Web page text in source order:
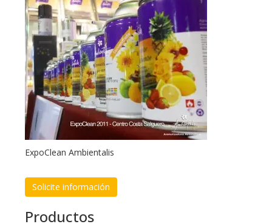
ExpoClean Ambientalis
Solicite información
Productos